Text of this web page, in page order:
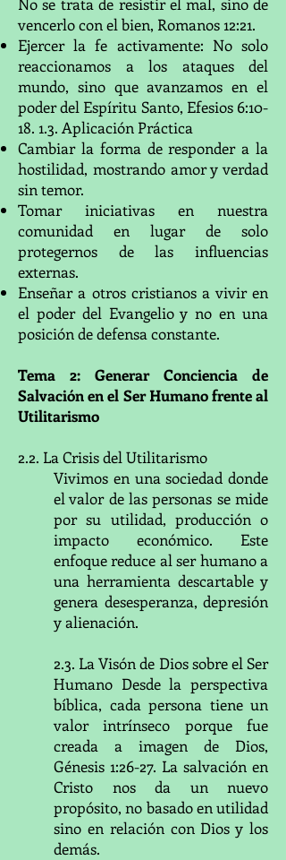
No se trata de resistir el mal, sino de
vencerlo con el bien, Romanos 12:21.
Ejercer la fe activamente: No solo
reaccionamos a los ataques del
mundo, sino que avanzamos en el
poder del Espíritu Santo, Efesios 6:10-
18. 1.3. Aplicación Práctica
Cambiar la forma de responder a la
hostilidad, mostrando amor y verdad
sin temor.
Tomar iniciativas en nuestra
comunidad en lugar de solo
protegernos de las influencias
externas.
Enseñar a otros cristianos a vivir en
el poder del Evangelio y no en una
posición de defensa constante.
​Tema 2: Generar Conciencia de
Salvación en el Ser Humano frente al
Utilitarismo
2.2. La Crisis del Utilitarismo
Vivimos en una sociedad donde
el valor de las personas se mide
por su utilidad, producción o
impacto económico. Este
enfoque reduce al ser humano a
una herramienta descartable y
genera desesperanza, depresión
y alienación.
2.3. La Visón de Dios sobre el Ser
Humano Desde la perspectiva
bíblica, cada persona tiene un
valor intrínseco porque fue
creada a imagen de Dios,
Génesis 1:26-27. La salvación en
Cristo nos da un nuevo
propósito, no basado en utilidad
sino en relación con Dios y los
demás.